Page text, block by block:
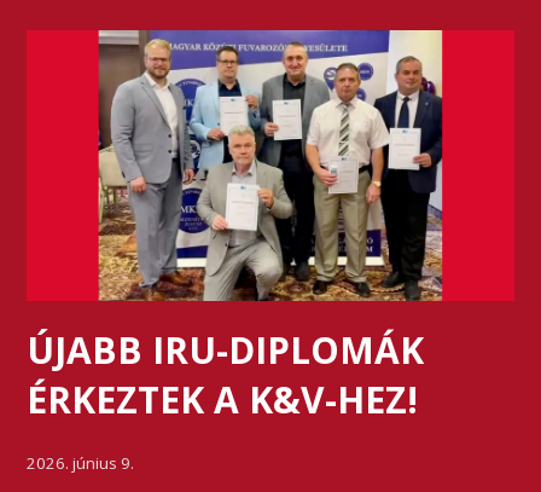
ÚJABB IRU-DIPLOMÁK
ÉRKEZTEK A K&V-HEZ!
2026. június 9.